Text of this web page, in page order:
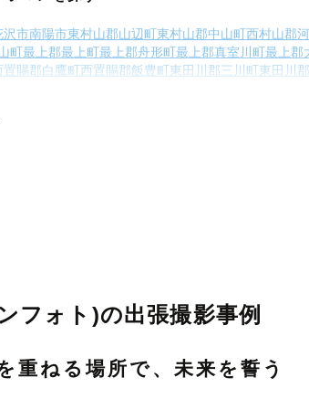
沢市南陽市東村山郡山辺町東村山郡中山町西村山郡
町最上郡最上町最上郡舟形町最上郡真室川町最上郡
置賜郡白鷹町西置賜郡飯豊町東田川郡三川町東田川
フォト)の出張撮影事例